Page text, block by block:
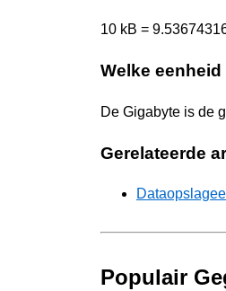
10 kB =
Welke
De Gigabyte is de
Gerelateerde
Populair